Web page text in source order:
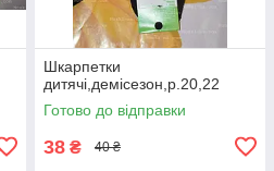
Шкарпетки
дитячі,демісезон,р.20,22
Готово до відправки
38 ₴ 40 ₴